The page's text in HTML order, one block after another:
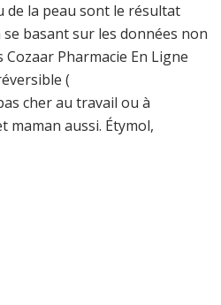
de la peau sont le résultat
basant sur les données non
Pharmacie En Ligne
(
cher au travail ou à
maman aussi. Étymol,